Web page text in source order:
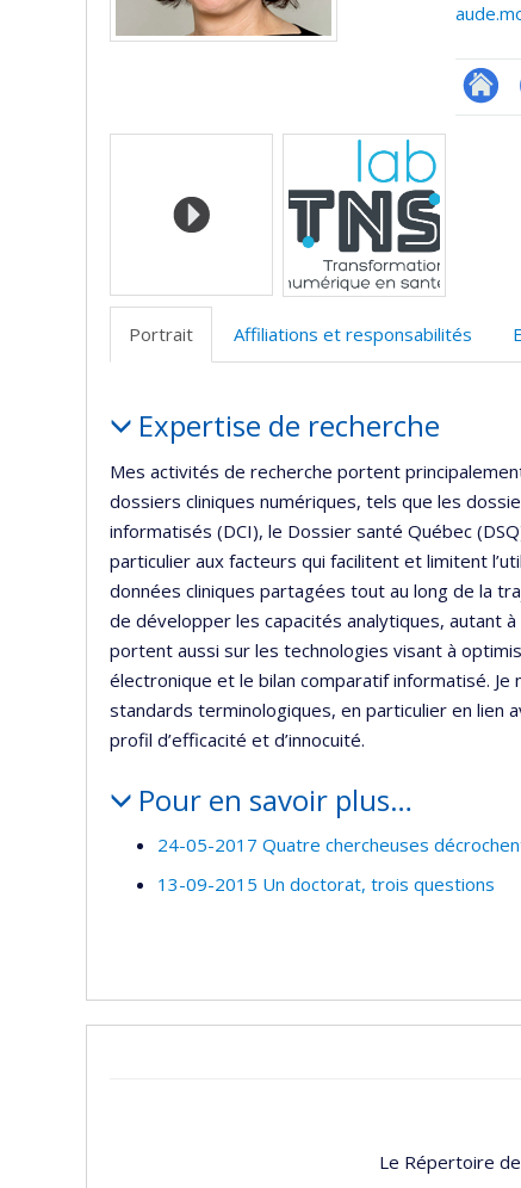
Médias
Portrait Affiliations et responsabilités
Expertise de recherche
Mes activités de recherche portent
dossiers cliniques numériques, tels que les
informatisés (DCI), le Dossier santé Québec
particulier aux facteurs qui facilitent et limitent
données cliniques partagées tout au long de la
de développer les capacités analytiques, autant
portent aussi sur les technologies visant à
électronique et le bilan comparatif informatisé. Je
standards terminologiques, en particulier en lien
profil d’efficacité et d’innocuité.
Pour en savoir plus…
24-05-2017 Quatre chercheuses
13-09-2015 Un doctorat, trois questions
Le Répertoire